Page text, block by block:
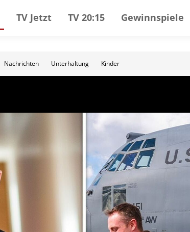
TV Jetzt TV 20:15 Gewinnspiele
Nachrichten Unterhaltung Kinder